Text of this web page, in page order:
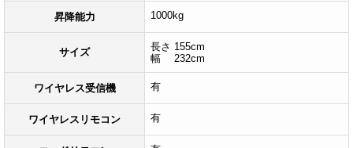
昇降能力 1000kg
サイズ
長さ 155cm
幅 232cm
ワイヤレス受信機 有
ワイヤレスリモコン 有